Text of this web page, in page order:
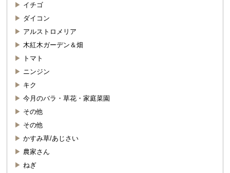
イチゴ
ダイコン
アルストロメリア
木紅木ガーデン＆畑
トマト
ニンジン
キク
今月のバラ・草花・家庭菜園
その他
その他
かすみ草/あじさい
農家さん
ねぎ